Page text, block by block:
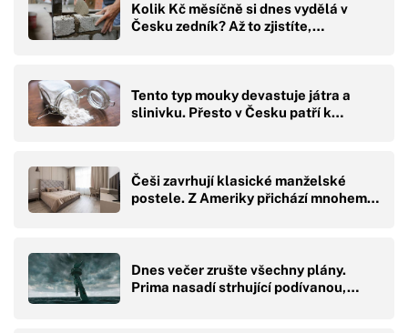
Kolik Kč měsíčně si dnes vydělá v
Česku zedník? Až to zjistíte,…
Tento typ mouky devastuje játra a
slinivku. Přesto v Česku patří k…
Češi zavrhují klasické manželské
postele. Z Ameriky přichází mnohem…
Dnes večer zrušte všechny plány.
Prima nasadí strhující podívanou,…